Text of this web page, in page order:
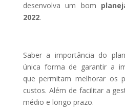
desenvolva um bom
2022.
Saber a importância do
única forma de garantir a
que permitam melhorar os
custos. Além de facilitar a
médio e longo prazo.